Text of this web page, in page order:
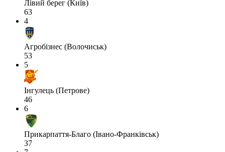
Лівий берег (Київ)
63
4
Агробізнес (Волочиськ)
53
5
Інгулець (Петрове)
46
6
Прикарпаття-Благо (Івано-Франківськ)
37